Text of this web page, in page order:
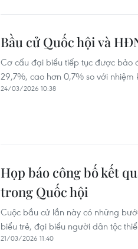
Bầu cử Quốc hội và
Cơ cấu đại biểu tiếp tục được bảo
29,7%, cao hơn 0,7% so với
24/03/2026 10:38
Họp báo công bố kết
trong Quốc hội
Cuộc bầu cử lần này có những
biểu trẻ, đại biểu người dân tộc
21/03/2026 11:40